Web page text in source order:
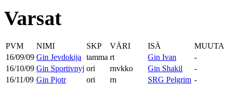
Varsat
PVM NIMI SKP VÄRI ISÄ
MUUTA
16/09/09 Gin Jevdokija tamma rt Gin Ivan
-
16/10/09 Gin Sportivnyj ori rnvkko Gin Shakil
-
16/11/09 Gin Pjotr ori rn SRG Pelgrim -